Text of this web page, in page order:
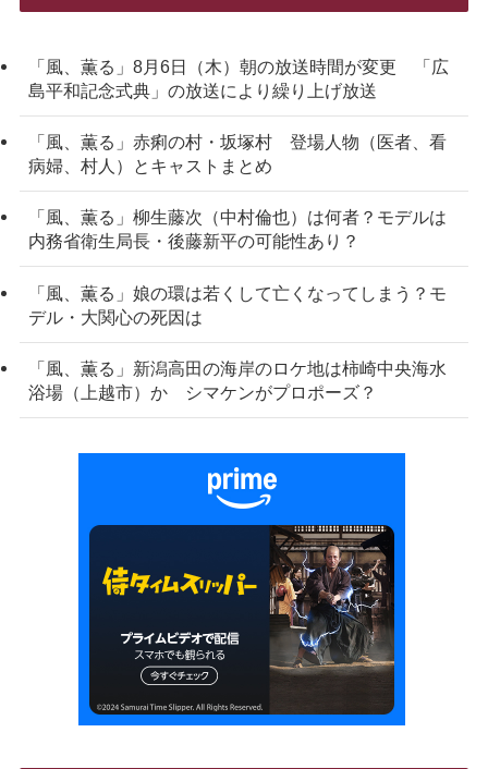
「風、薫る」8月6日（木）朝の放送時間が変更 「広
島平和記念式典」の放送により繰り上げ放送
「風、薫る」赤痢の村・坂塚村 登場人物（医者、看
病婦、村人）とキャストまとめ
「風、薫る」柳生藤次（中村倫也）は何者？モデルは
内務省衛生局長・後藤新平の可能性あり？
「風、薫る」娘の環は若くして亡くなってしまう？モ
デル・大関心の死因は
「風、薫る」新潟高田の海岸のロケ地は柿崎中央海水
浴場（上越市）か シマケンがプロポーズ？